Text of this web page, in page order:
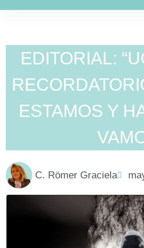
EDITORIAL:
ESTAMOS Y
C. Römer Graciela